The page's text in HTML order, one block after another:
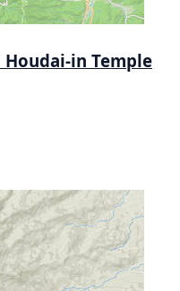
in Temple